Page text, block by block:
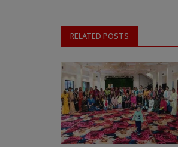
RELATED POSTS